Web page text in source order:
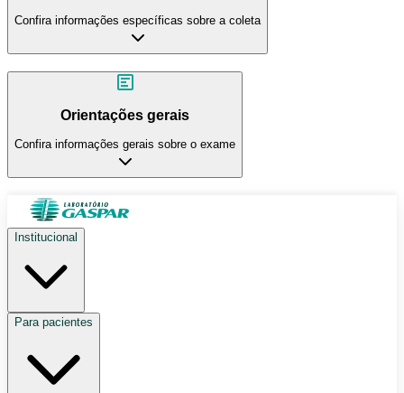
Confira informações específicas sobre a coleta
Orientações gerais
Confira informações gerais sobre o exame
Institucional
Para pacientes